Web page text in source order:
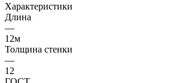
Характеристики
Длина
—
12м
Толщина стенки
—
12